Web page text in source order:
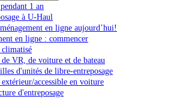
1 an
à U-Haul
en ligne aujourd’hui!
en ligne : commencer
climatisé
de VR, de voiture et de bateau
d'unités de libre-entreposage
extérieur/accessible en voiture
d'entreposage